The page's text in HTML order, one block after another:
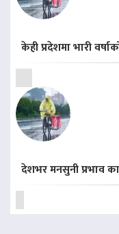
केही प्रदेशमा भारी
देशभर मनसुनी प्रभाव